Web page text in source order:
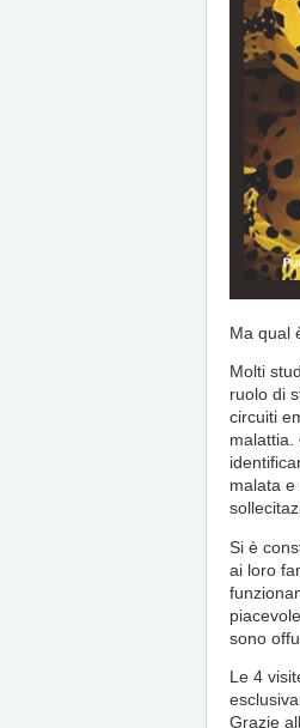
Ma qual
Molti
ruolo di
circuiti
malattia.
malata
Si è
ai loro
sono
Le 4
Grazie